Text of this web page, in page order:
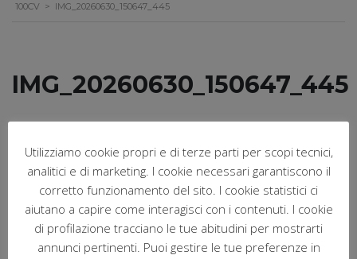
100CV > IMG_20260630_150647_445
IMG_20260630_150647_445
Giugno 30, 2026 Postato da:
Nessun commento
Utilizziamo cookie propri e di terze parti per scopi tecnici,
analitici e di marketing. I cookie necessari garantiscono il
corretto funzionamento del sito. I cookie statistici ci
aiutano a capire come interagisci con i contenuti. I cookie
di profilazione tracciano le tue abitudini per mostrarti
annunci pertinenti. Puoi gestire le tue preferenze in